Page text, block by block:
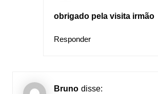
obrigado pela visita irmão
Responder
Bruno disse: